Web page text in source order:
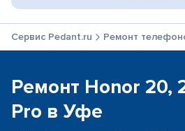
Сервис Pedant.ru Ремонт
Ремонт Honor 20,
Pro в Уфе